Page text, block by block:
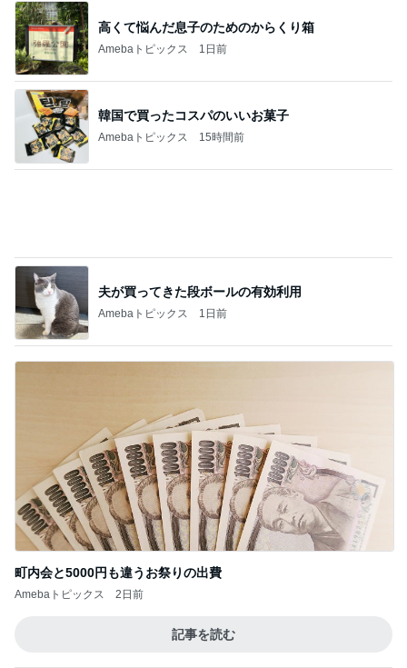
韓国で買ったコスパのいいお菓子
Amebaトピックス 15時間前
町内会と5000円も違うお祭りの出費
Amebaトピックス 2日前
記事を読む
Amebaトピックス 2日前